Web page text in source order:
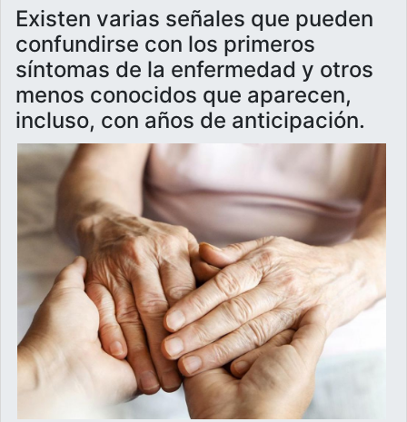
Existen varias señales que pueden
confundirse con los primeros
síntomas de la enfermedad y otros
menos conocidos que aparecen,
incluso, con años de anticipación.